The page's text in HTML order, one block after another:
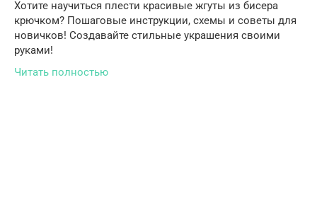
Хотите научиться плести красивые жгуты из бисера
крючком? Пошаговые инструкции, схемы и советы для
новичков! Создавайте стильные украшения своими
руками!
Читать полностью